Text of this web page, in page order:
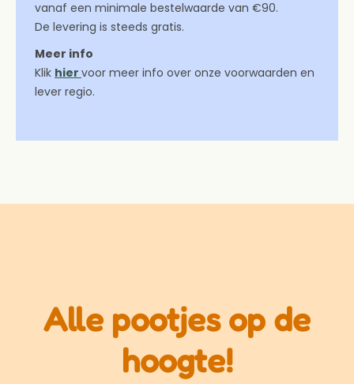
vanaf een minimale bestelwaarde van €90.
De levering is steeds gratis.
Meer info
Klik hier voor meer info over onze voorwaarden en
lever regio.
Alle pootjes op de
hoogte!